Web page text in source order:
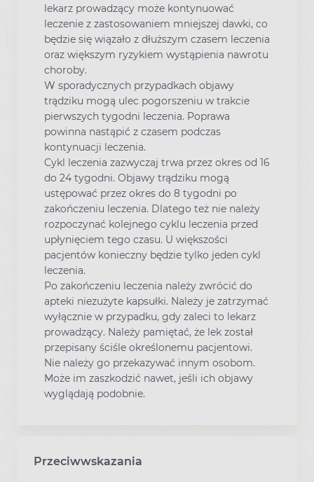
lekarz prowadzący może kontynuować
leczenie z zastosowaniem mniejszej dawki, co
będzie się wiązało z dłuższym czasem leczenia
oraz większym ryzykiem wystąpienia nawrotu
choroby.
W sporadycznych przypadkach objawy
trądziku mogą ulec pogorszeniu w trakcie
pierwszych tygodni leczenia. Poprawa
powinna nastąpić z czasem podczas
kontynuacji leczenia.
Cykl leczenia zazwyczaj trwa przez okres od 16
do 24 tygodni. Objawy trądziku mogą
ustępować przez okres do 8 tygodni po
zakończeniu leczenia. Dlatego też nie należy
rozpoczynać kolejnego cyklu leczenia przed
upłynięciem tego czasu. U większości
pacjentów konieczny będzie tylko jeden cykl
leczenia.
Po zakończeniu leczenia należy zwrócić do
apteki niezużyte kapsułki. Należy je zatrzymać
wyłącznie w przypadku, gdy zaleci to lekarz
prowadzący. Należy pamiętać, że lek został
przepisany ściśle określonemu pacjentowi.
Nie należy go przekazywać innym osobom.
Może im zaszkodzić nawet, jeśli ich objawy
wyglądają podobnie.
Przeciwwskazania